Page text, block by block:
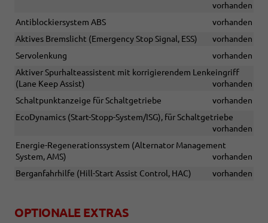
vorhanden
Antiblockiersystem ABS
vorhanden
Aktives Bremslicht (Emergency Stop Signal, ESS)
vorhanden
Servolenkung
vorhanden
Aktiver Spurhalteassistent mit korrigierendem Lenkeingriff
(Lane Keep Assist)
vorhanden
Schaltpunktanzeige für Schaltgetriebe
vorhanden
EcoDynamics (Start-Stopp-System/ISG), für Schaltgetriebe
vorhanden
Energie-Regenerationssystem (Alternator Management
System, AMS)
vorhanden
Berganfahrhilfe (Hill-Start Assist Control, HAC)
vorhanden
OPTIONALE EXTRAS